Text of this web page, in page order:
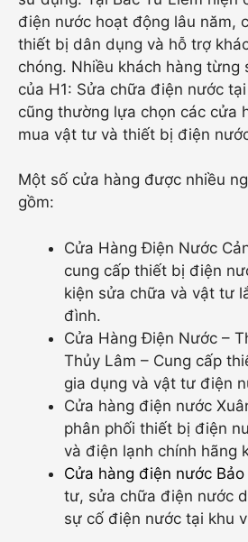
điện nước hoạt động lâu năm,
thiết bị dân dụng và hỗ trợ
chóng. Nhiều khách hàng từng
của H1: Sửa chữa điện nước
cũng thường lựa chọn các cửa
mua vật tư và thiết bị điện
Một số cửa hàng được nhiều
gồm:
Cửa Hàng Điện Nước
cung cấp thiết bị điện
kiện sửa chữa và vật tư
đình.
Cửa Hàng Điện Nước –
Thủy Lâm – Cung cấp
gia dụng và vật tư điện
Cửa hàng điện nước
phân phối thiết bị điện
và điện lạnh chính hãng
Cửa hàng điện nước Bảo
tư, sửa chữa điện nước
sự cố điện nước tại khu